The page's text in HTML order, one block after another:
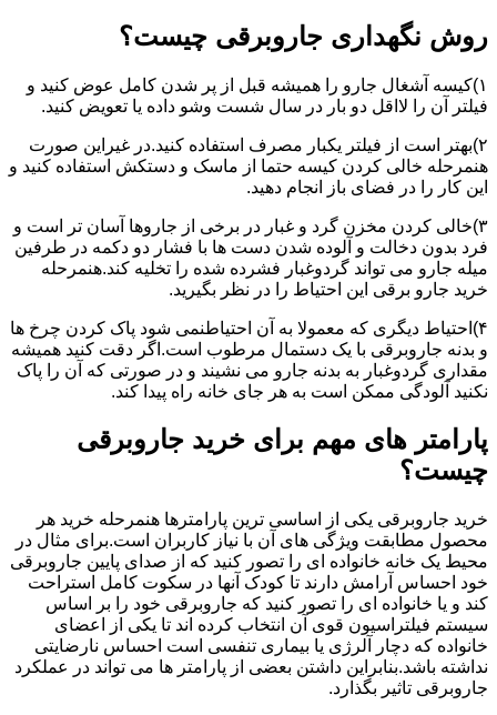
روش نگهداری جاروبرقی چیست؟
۱)کیسه آشغال جارو را همیشه قبل از پر شدن کامل عوض کنید و
فیلتر آن را لااقل دو بار در سال شست وشو داده یا تعویض کنید.
۲)بهتر است از فیلتر یکبار مصرف استفاده کنید.در غیراین صورت
هنمرحله خالی کردن کیسه حتما از ماسک و دستکش استفاده کنید و
این کار را در فضای باز انجام دهید.
۳)خالی کردن مخزن گرد و غبار در برخی از جاروها آسان تر است و
فرد بدون دخالت و آلوده شدن دست ها با فشار دو دکمه در طرفین
میله جارو می تواند گردوغبار فشرده شده را تخلیه کند.هنمرحله
خرید جارو برقی این احتیاط را در نظر بگیرید.
۴)احتیاط دیگری که معمولا به آن احتیاطنمی شود پاک کردن چرخ ها
و بدنه جاروبرقی با یک دستمال مرطوب است.اگر دقت کنید همیشه
مقداری گردوغبار به بدنه جارو می نشیند و در صورتی که آن را پاک
نکنید آلودگی ممکن است به هر جای خانه راه پیدا کند.
پارامتر های مهم برای خرید جاروبرقی
چیست؟
خرید جاروبرقی یکی از اساسی ترین پارامترها هنمرحله خرید هر
محصول مطابقت ویژگی های آن با نیاز کاربران است.برای مثال در
محیط یک خانه خانواده ای را تصور کنید که از صدای پایین جاروبرقی
خود احساس آرامش دارند تا کودک آنها در سکوت کامل استراحت
کند و یا خانواده ای را تصور کنید که جاروبرقی خود را بر اساس
سیستم فیلتراسیون قوی آن انتخاب کرده اند تا یکی از اعضای
خانواده که دچار آلرژی یا بیماری تنفسی است احساس نارضایتی
نداشته باشد.بنابراین داشتن بعضی از پارامتر ها می تواند در عملکرد
جاروبرقی تاثیر بگذارد.